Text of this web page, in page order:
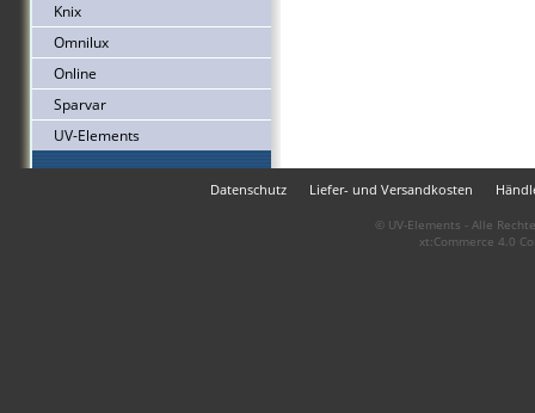
Knix
Omnilux
Online
Sparvar
UV-Elements
Datenschutz Liefer- und Versandkosten
© UV-Elements - Alle
xt:Commerce 4.0